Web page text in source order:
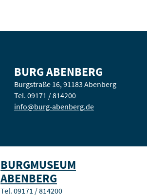
BURG ABENBERG
Burgstraße 16, 91183 Abenberg
Tel. 09171 / 814200
info@burg-abenberg.de
BURGMUSEUM
ABENBERG
Tel. 09171 / 814200